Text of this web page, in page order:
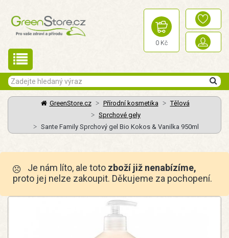
0 Kč
GreenStore.cz Přírodní kosmetika
Tělová
Sprchové gely
Sante Family Sprchový gel Bio Kokos & Vanilka 950ml
Je nám líto, ale toto zboží již nenabízíme,
proto jej nelze zakoupit. Děkujeme za pochopení.